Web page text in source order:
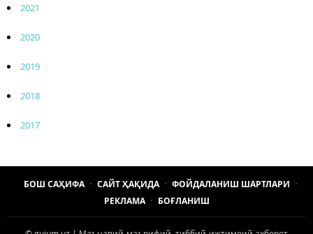
2021
2020
2019
2018
2017
БОШ САҲИФА САЙТ ҲАҚИДА
ФОЙДАЛАНИШ ШАРТЛАРИ
РЕКЛАМА
БОҒЛАНИШ